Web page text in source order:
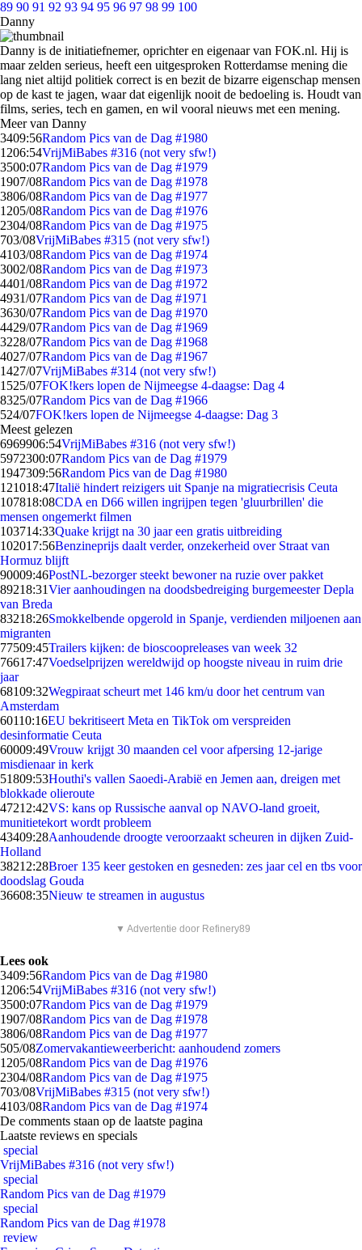
89 90 91 92 93 94 95 96 97 98 99 100
Danny
Danny is de initiatiefnemer, oprichter en eigenaar van FOK.nl. Hij is
maar zelden serieus, heeft een uitgesproken Rotterdamse mening die
lang niet altijd politiek correct is en bezit de bizarre eigenschap mensen
op de kast te jagen, waar dat eigenlijk nooit de bedoeling is. Houdt van
films, series, tech en gamen, en wil vooral nieuws met een mening.
Meer van Danny
3409:56Random Pics van de Dag #1980
1206:54VrijMiBabes #316 (not very sfw!)
3500:07Random Pics van de Dag #1979
1907/08Random Pics van de Dag #1978
3806/08Random Pics van de Dag #1977
1205/08Random Pics van de Dag #1976
2304/08Random Pics van de Dag #1975
703/08VrijMiBabes #315 (not very sfw!)
4103/08Random Pics van de Dag #1974
3002/08Random Pics van de Dag #1973
4401/08Random Pics van de Dag #1972
4931/07Random Pics van de Dag #1971
3630/07Random Pics van de Dag #1970
4429/07Random Pics van de Dag #1969
3228/07Random Pics van de Dag #1968
4027/07Random Pics van de Dag #1967
1427/07VrijMiBabes #314 (not very sfw!)
1525/07FOK!kers lopen de Nijmeegse 4-daagse: Dag 4
8325/07Random Pics van de Dag #1966
524/07FOK!kers lopen de Nijmeegse 4-daagse: Dag 3
Meest gelezen
6969906:54VrijMiBabes #316 (not very sfw!)
5972300:07Random Pics van de Dag #1979
1947309:56Random Pics van de Dag #1980
121018:47Italië hindert reizigers uit Spanje na migratiecrisis Ceuta
107818:08CDA en D66 willen ingrijpen tegen 'gluurbrillen' die
mensen ongemerkt filmen
103714:33Quake krijgt na 30 jaar een gratis uitbreiding
102017:56Benzineprijs daalt verder, onzekerheid over Straat van
Hormuz blijft
90009:46PostNL-bezorger steekt bewoner na ruzie over pakket
89218:31Vier aanhoudingen na doodsbedreiging burgemeester Depla
van Breda
83218:26Smokkelbende opgerold in Spanje, verdienden miljoenen aan
migranten
77509:45Trailers kijken: de bioscoopreleases van week 32
76617:47Voedselprijzen wereldwijd op hoogste niveau in ruim drie
jaar
68109:32Wegpiraat scheurt met 146 km/u door het centrum van
Amsterdam
60110:16EU bekritiseert Meta en TikTok om verspreiden
desinformatie Ceuta
60009:49Vrouw krijgt 30 maanden cel voor afpersing 12-jarige
misdienaar in kerk
51809:53Houthi's vallen Saoedi-Arabië en Jemen aan, dreigen met
blokkade olieroute
47212:42VS: kans op Russische aanval op NAVO-land groeit,
munitietekort wordt probleem
43409:28Aanhoudende droogte veroorzaakt scheuren in dijken Zuid-
Holland
38212:28Broer 135 keer gestoken en gesneden: zes jaar cel en tbs voor
doodslag Gouda
36608:35Nieuw te streamen in augustus
▼ Advertentie door Refinery89
Lees ook
3409:56Random Pics van de Dag #1980
1206:54VrijMiBabes #316 (not very sfw!)
3500:07Random Pics van de Dag #1979
1907/08Random Pics van de Dag #1978
3806/08Random Pics van de Dag #1977
505/08Zomervakantieweerbericht: aanhoudend zomers
1205/08Random Pics van de Dag #1976
2304/08Random Pics van de Dag #1975
703/08VrijMiBabes #315 (not very sfw!)
4103/08Random Pics van de Dag #1974
De comments staan op de laatste pagina
Laatste reviews en specials
special
VrijMiBabes #316 (not very sfw!)
special
Random Pics van de Dag #1979
special
Random Pics van de Dag #1978
review